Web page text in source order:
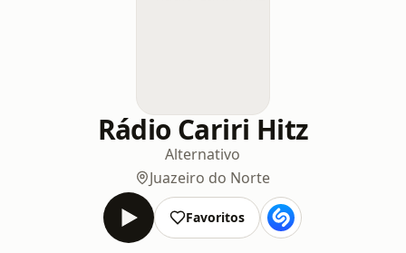
Rádio Cariri Hitz
Alternativo
Juazeiro do Norte
Favoritos